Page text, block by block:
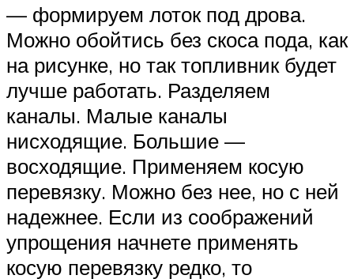
— формируем лоток под дрова.
Можно обойтись без скоса пода, как
на рисунке, но так топливник будет
лучше работать. Разделяем
каналы. Малые каналы
нисходящие. Большие —
восходящие. Применяем косую
перевязку. Можно без нее, но с ней
надежнее. Если из соображений
упрощения начнете применять
косую перевязку редко, то